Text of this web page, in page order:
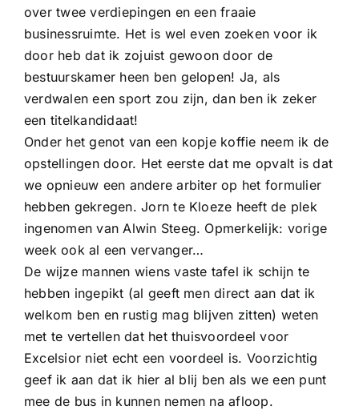
over twee verdiepingen en een fraaie
businessruimte. Het is wel even zoeken voor ik
door heb dat ik zojuist gewoon door de
bestuurskamer heen ben gelopen! Ja, als
verdwalen een sport zou zijn, dan ben ik zeker
een titelkandidaat!
Onder het genot van een kopje koffie neem ik de
opstellingen door. Het eerste dat me opvalt is dat
we opnieuw een andere arbiter op het formulier
hebben gekregen. Jorn te Kloeze heeft de plek
ingenomen van Alwin Steeg. Opmerkelijk: vorige
week ook al een vervanger…
De wijze mannen wiens vaste tafel ik schijn te
hebben ingepikt (al geeft men direct aan dat ik
welkom ben en rustig mag blijven zitten) weten
met te vertellen dat het thuisvoordeel voor
Excelsior niet echt een voordeel is. Voorzichtig
geef ik aan dat ik hier al blij ben als we een punt
mee de bus in kunnen nemen na afloop.